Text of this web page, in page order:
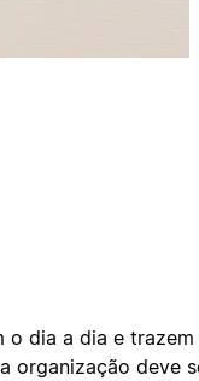
o dia a dia e trazem
organização deve